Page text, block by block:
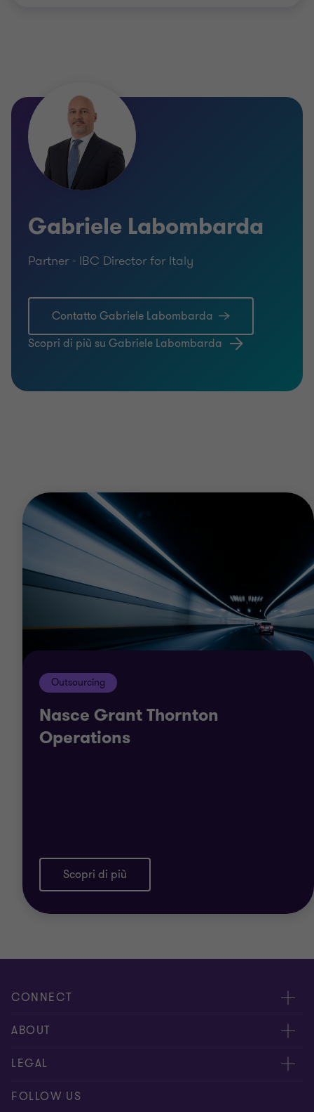
Gabriele Labombarda
Partner - IBC Director for Italy
Contatto Gabriele Labombarda
Scopri di più su Gabriele Labombarda
Outsourcing
Nasce Grant Thornton
Operations
Scopri di più
CONNECT
Contattaci
I nostri professionisti
ABOUT
Chi siamo
I nostri uffici
LEGAL
Disclaimer
FOLLOW US